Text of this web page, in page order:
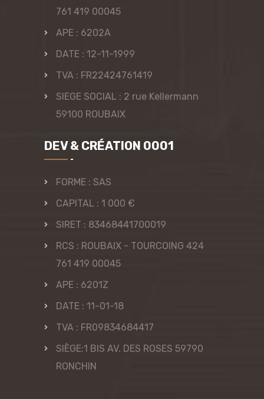
761 419 00045
APE : 6202A
DATE : 12-11-1999
TVA : FR22424761419
SIEGE SOCIAL : 2 rue Kellermann
59100 ROUBAIX
DEV & CRÉATION 0001
FORME : SAS
CAPITAL : 1 000 €
SIRET : 83468441700019
RCS : ROUBAIX - TOURCOING 424
761 419 00045
APE : 6201Z
DATE : 11-01-18
TVA : FR09834684417
SIÈGE:1 BIS AV. DES ROSES 59790
RONCHIN